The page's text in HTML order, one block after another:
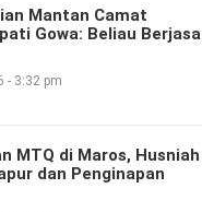
Mantan Camat
Gowa: Beliau Berjasa
- 3:32 pm
MTQ di Maros, Husniah
dan Penginapan